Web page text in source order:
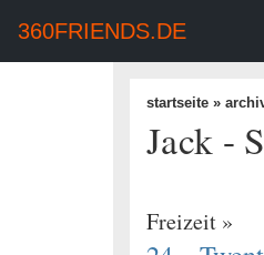
360FRIENDS.DE
startseite »
Jack -
Freizeit »